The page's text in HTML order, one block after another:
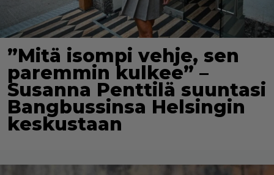
”Mitä isompi vehje, sen
paremmin kulkee” –
Susanna Penttilä suuntasi
Bangbussinsa Helsingin
keskustaan